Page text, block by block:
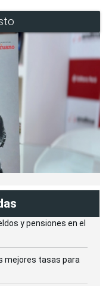
y pensiones en el
mejores tasas para